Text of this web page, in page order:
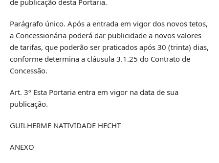
de publicação desta Portaria.
Parágrafo único. Após a entrada em vigor dos novos tetos,
a Concessionária poderá dar publicidade a novos valores
de tarifas, que poderão ser praticados após 30 (trinta) dias,
conforme determina a cláusula 3.1.25 do Contrato de
Concessão.
Art. 3º Esta Portaria entra em vigor na data de sua
publicação.
GUILHERME NATIVIDADE HECHT
ANEXO